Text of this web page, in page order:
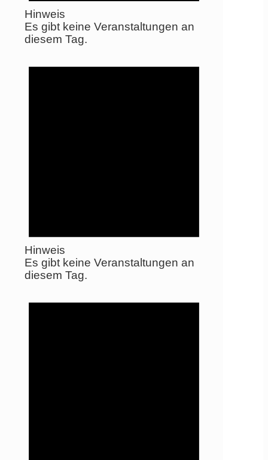
Hinweis
Es gibt keine Veranstaltungen an
diesem Tag.
Hinweis
Es gibt keine Veranstaltungen an
diesem Tag.